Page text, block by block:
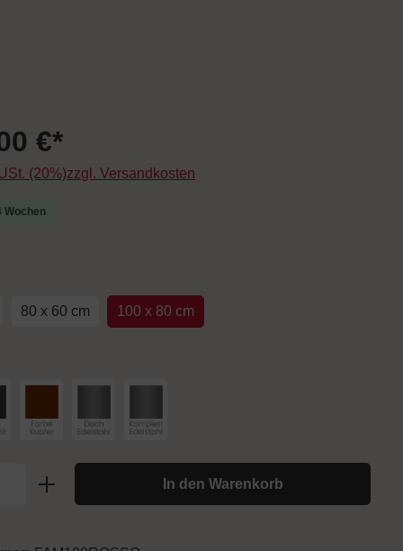
€*
(20%)zzgl. Versandkosten
Wochen
80 x 60 cm 100 x 80 cm
Anthrazit
Farbe KupferDach EdelstahlKomplett Edelstahl
In den Warenkorb